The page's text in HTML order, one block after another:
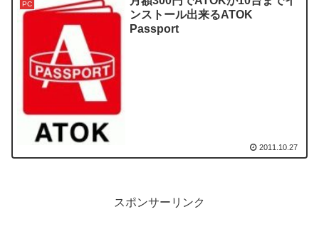
PC
ンストール出来るATOK
Passport
2011.10.27
スポンサーリンク